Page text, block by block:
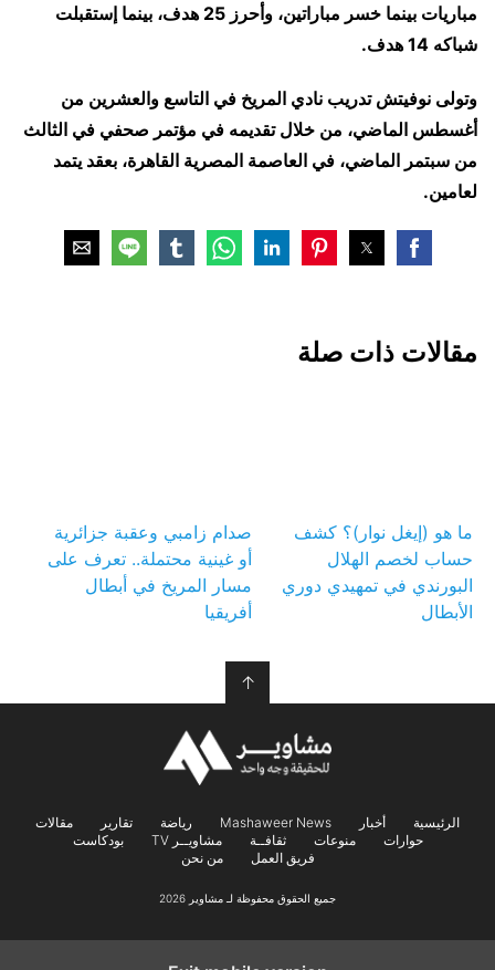
مباريات بينما خسر مباراتين، وأحرز 25 هدف، بينما إستقبلت
شباكه 14 هدف.
وتولى نوفيتش تدريب نادي المريخ في التاسع والعشرين من
أغسطس الماضي، من خلال تقديمه في مؤتمر صحفي في الثالث
من سبتمر الماضي، في العاصمة المصرية القاهرة، بعقد يتمد
لعامين.
مقالات ذات صلة
ما هو (إيغل نوار)؟ كشف
حساب لخصم الهلال
البورندي في تمهيدي دوري
الأبطال
صدام زامبي وعقبة جزائرية
أو غينية محتملة.. تعرف على
مسار المريخ في أبطال
أفريقيا
↑
الرئيسية أخبار Mashaweer News رياضة تقارير
مقالات
حوارات
منوعات ثقافــة مشاويــر TV
بودكاست
فريق العمل
من نحن
جميع الحقوق محفوظة لـ مشاوير 2026